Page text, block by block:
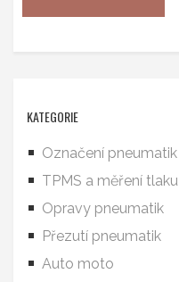
KATEGORIE
Označení pneumatik
TPMS a měření tlaku
Opravy pneumatik
Přezutí pneumatik
Auto moto